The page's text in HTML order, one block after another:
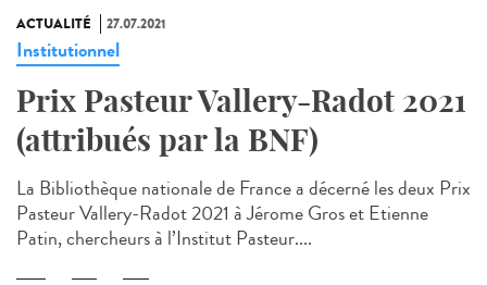
ACTUALITÉ 27.07.2021
Institutionnel
Prix Pasteur Vallery-Radot 2021
(attribués par la BNF)
La Bibliothèque nationale de France a décerné les deux Prix
Pasteur Vallery-Radot 2021 à Jérome Gros et Etienne
Patin, chercheurs à l’Institut Pasteur....